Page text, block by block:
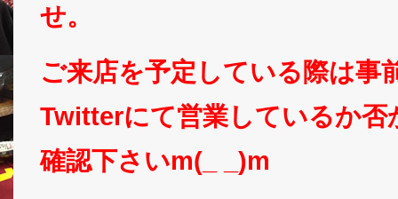
せ。
ご来店を予定している際は事
Twitterにて営業しているか否
確認下さいm(_ _)m